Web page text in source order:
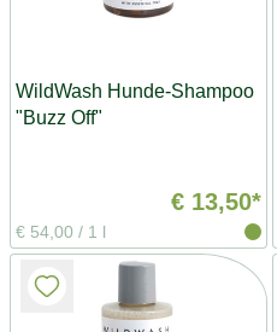
WildWash Hunde-Shampoo
"Buzz Off"
€ 13,50*
€ 54,00 / 1 l